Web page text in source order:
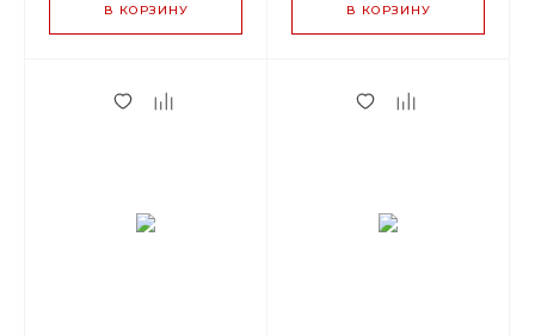
В КОРЗИНУ В КОРЗИНУ